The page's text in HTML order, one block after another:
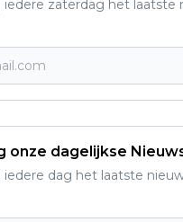
iedere zaterdag het laatste
onze dagelijkse
iedere dag het laatste